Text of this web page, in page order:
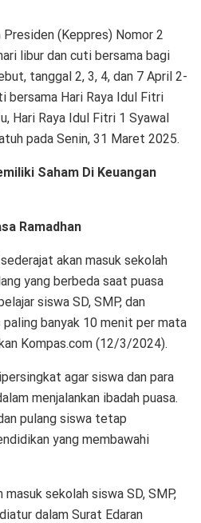
(Keppres) Nomor 2
libur dan cuti bersama bagi
tanggal 2, 3, 4, dan 7 April 2-
bersama Hari Raya Idul Fitri
Hari Raya Idul Fitri 1 Syawal
pada Senin, 31 Maret 2025.
Saham Di Keuangan
Ramadhan
akan masuk sekolah
yang berbeda saat puasa
siswa SD, SMP, dan
banyak 10 menit per mata
Kompas.com (12/3/2024).
agar siswa dan para
menjalankan ibadah puasa.
pulang siswa tetap
yang membawahi
sekolah siswa SD, SMP,
dalam Surat Edaran